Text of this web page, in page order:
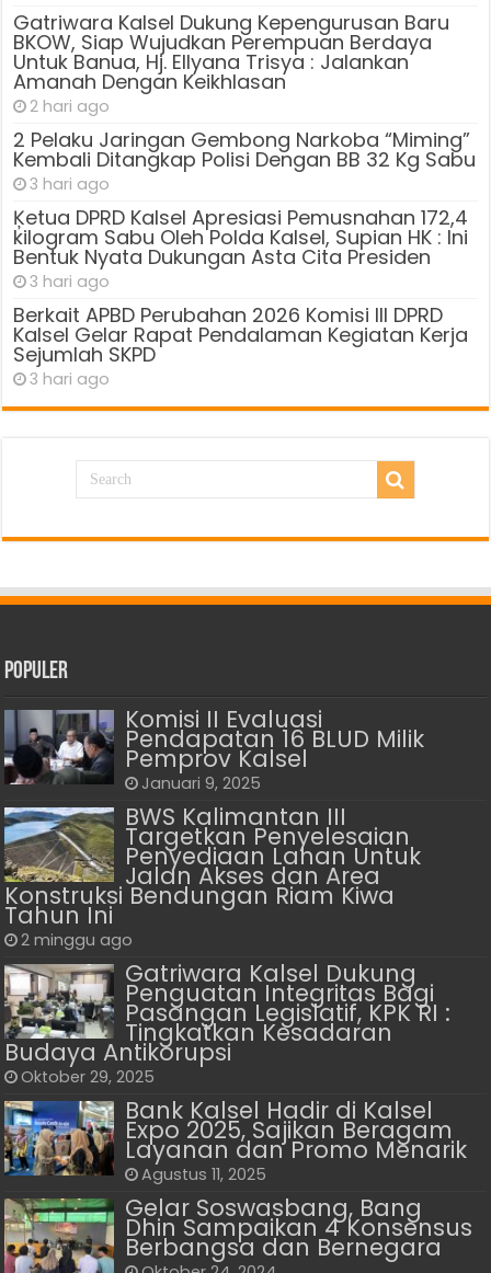
Gatriwara Kalsel Dukung Kepengurusan Baru
BKOW, Siap Wujudkan Perempuan Berdaya
Untuk Banua, Hj. Ellyana Trisya : Jalankan
Amanah Dengan Keikhlasan
2 hari ago
2 Pelaku Jaringan Gembong Narkoba “Miming”
Kembali Ditangkap Polisi Dengan BB 32 Kg Sabu
3 hari ago
Ķetua DPRD Kalsel Apresiasi Pemusnahan 172,4
kilogram Sabu Oleh Polda Kalsel, Supian HK : Ini
Bentuk Nyata Dukungan Asta Cita Presiden
3 hari ago
Berkait APBD Perubahan 2026 Komisi III DPRD
Kalsel Gelar Rapat Pendalaman Kegiatan Kerja
Sejumlah SKPD
3 hari ago
Populer
Komisi II Evaluasi
Pendapatan 16 BLUD Milik
Pemprov Kalsel
Januari 9, 2025
BWS Kalimantan III
Targetkan Penyelesaian
Penyediaan Lahan Untuk
Jalan Akses dan Area
Konstruksi Bendungan Riam Kiwa
Tahun Ini
2 minggu ago
Gatriwara Kalsel Dukung
Penguatan Integritas Bagi
Pasangan Legislatif, KPK RI :
Tingkatkan Kesadaran
Budaya Antikorupsi
Oktober 29, 2025
Bank Kalsel Hadir di Kalsel
Expo 2025, Sajikan Beragam
Layanan dan Promo Menarik
Agustus 11, 2025
Gelar Soswasbang, Bang
Dhin Sampaikan 4 Konsensus
Berbangsa dan Bernegara